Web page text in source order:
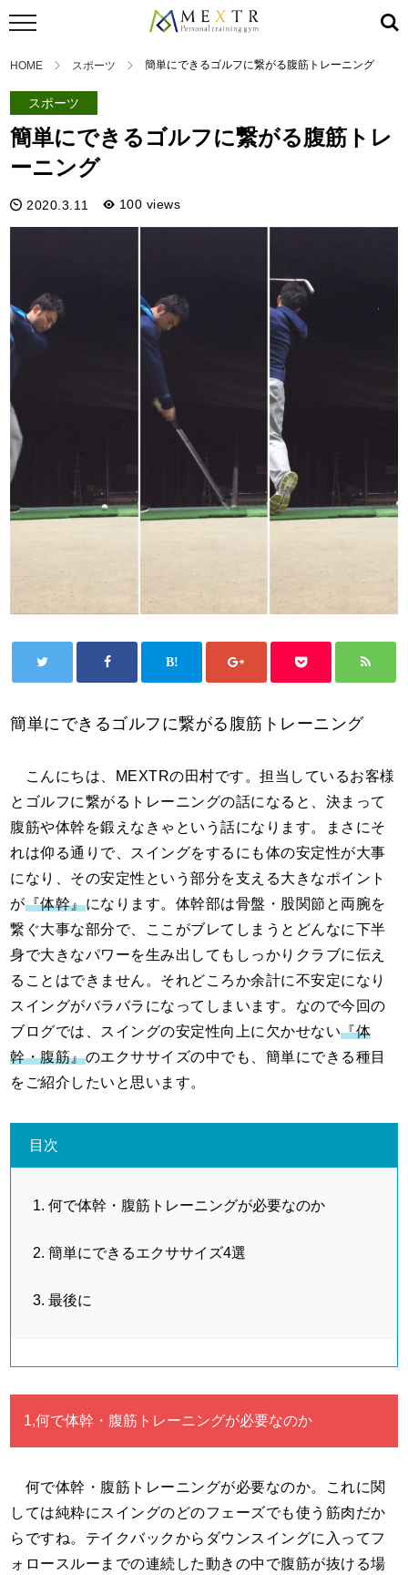
HOME スポーツ 簡単にできるゴルフに繋がる腹筋トレーニング
スポーツ
簡単にできるゴルフに繋がる腹筋トレ
ーニング
2020.3.11 100 views
簡単にできるゴルフに繋がる腹筋トレーニング
こんにちは、MEXTRの田村です。担当しているお客様
とゴルフに繋がるトレーニングの話になると、決まって
腹筋や体幹を鍛えなきゃという話になります。まさにそ
れは仰る通りで、スイングをするにも体の安定性が大事
になり、その安定性という部分を支える大きなポイント
が『体幹』になります。体幹部は骨盤・股関節と両腕を
繋ぐ大事な部分で、ここがブレてしまうとどんなに下半
身で大きなパワーを生み出してもしっかりクラブに伝え
ることはできません。それどころか余計に不安定になり
スイングがバラバラになってしまいます。なので今回の
ブログでは、スイングの安定性向上に欠かせない『体
幹・腹筋』のエクササイズの中でも、簡単にできる種目
をご紹介したいと思います。
目次
何で体幹・腹筋トレーニングが必要なのか
簡単にできるエクササイズ4選
最後に
1,何で体幹・腹筋トレーニングが必要なのか
何で体幹・腹筋トレーニングが必要なのか。これに関
しては純粋にスイングのどのフェーズでも使う筋肉だか
らですね。テイクバックからダウンスイングに入ってフ
ォロースルーまでの連続した動きの中で腹筋が抜ける場